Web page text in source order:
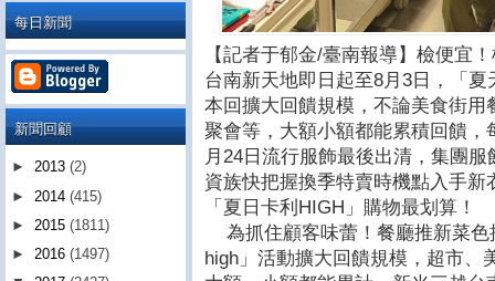
【記者于郁金/臺南報導】檢便宜
台南新天地即日起至8月3日，「
本回擴大回饋規模，不論美食街
聚會等，大額小額都能累積回饋
月24日流行服飾最後出清，集團
資族快把握換季特賣時機點入手
「夏日卡利HIGH」購物最划算！
為抓住顧客味蕾！餐廳推新菜色
high」活動擴大回饋規模，超市、
每日新聞
新聞回顧
► 2013 (2)
► 2014 (415)
► 2015 (1811)
► 2016 (1497)